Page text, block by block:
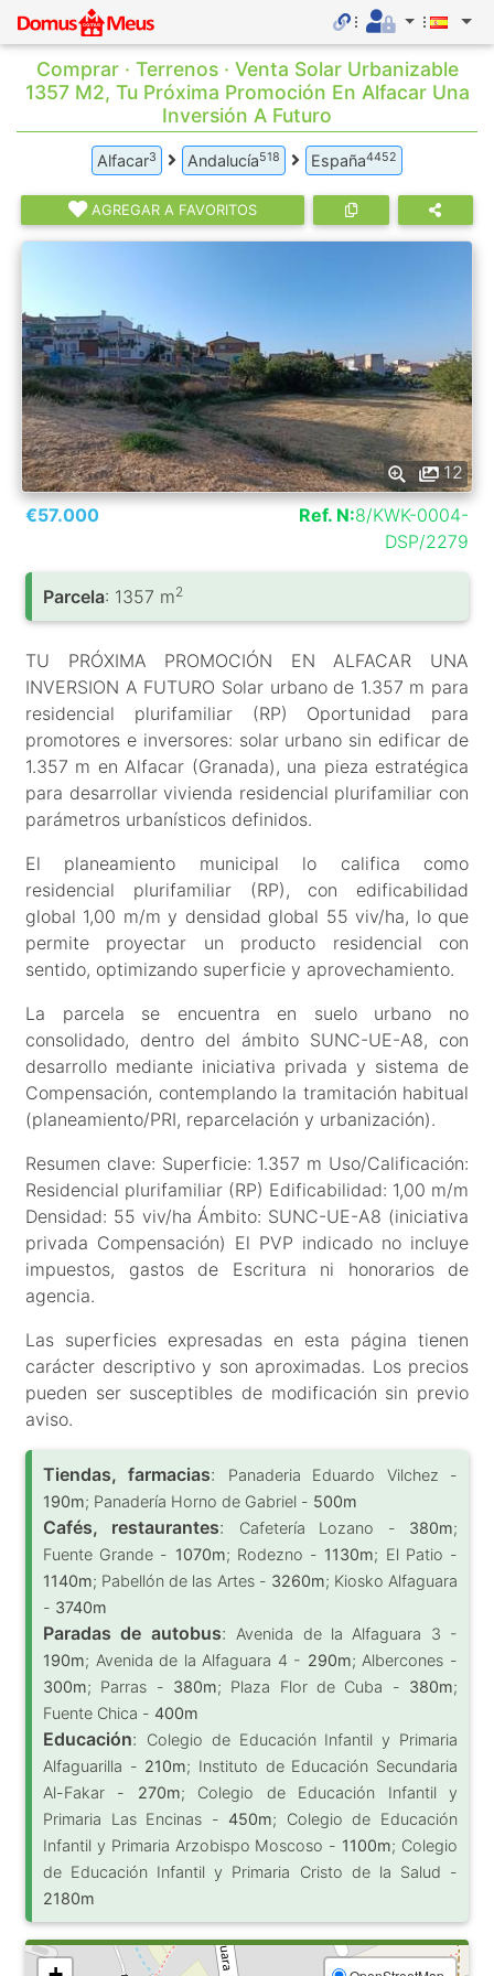
Comprar · Terrenos · Venta Solar Urbanizable
1357 M2, Tu Próxima Promoción En Alfacar Una
Inversión A Futuro
Alfacar3 Andalucía518 España4452
AGREGAR A FAVORITOS
12
€57.000
Ref. N:8/KWK-0004-
DSP/2279
Parcela: 1357 m2
TU PRÓXIMA PROMOCIÓN EN ALFACAR UNA
INVERSION A FUTURO Solar urbano de 1.357 m para
residencial plurifamiliar (RP) Oportunidad para
promotores e inversores: solar urbano sin edificar de
1.357 m en Alfacar (Granada), una pieza estratégica
para desarrollar vivienda residencial plurifamiliar con
parámetros urbanísticos definidos.
El planeamiento municipal lo califica como
residencial plurifamiliar (RP), con edificabilidad
global 1,00 m/m y densidad global 55 viv/ha, lo que
permite proyectar un producto residencial con
sentido, optimizando superficie y aprovechamiento.
La parcela se encuentra en suelo urbano no
consolidado, dentro del ámbito SUNC-UE-A8, con
desarrollo mediante iniciativa privada y sistema de
Compensación, contemplando la tramitación habitual
(planeamiento/PRI, reparcelación y urbanización).
Resumen clave: Superficie: 1.357 m Uso/Calificación:
Residencial plurifamiliar (RP) Edificabilidad: 1,00 m/m
Densidad: 55 viv/ha Ámbito: SUNC-UE-A8 (iniciativa
privada Compensación) El PVP indicado no incluye
impuestos, gastos de Escritura ni honorarios de
agencia.
Las superficies expresadas en esta página tienen
carácter descriptivo y son aproximadas. Los precios
pueden ser susceptibles de modificación sin previo
aviso.
Tiendas, farmacias:
Panaderia Eduardo Vilchez -
190m; Panadería Horno de Gabriel - 500m
Cafés, restaurantes: Cafetería Lozano - 380m;
Fuente Grande - 1070m; Rodezno - 1130m; El Patio -
1140m; Pabellón de las Artes - 3260m; Kiosko Alfaguara
- 3740m
Paradas de autobus:
Avenida de la Alfaguara 3 -
190m; Avenida de la Alfaguara 4 - 290m; Albercones -
300m; Parras - 380m; Plaza Flor de Cuba - 380m;
Fuente Chica - 400m
Educación:
Colegio de Educación Infantil y Primaria
Alfaguarilla - 210m; Instituto de Educación Secundaria
Al-Fakar - 270m; Colegio de Educación Infantil y
Primaria Las Encinas -450m; Colegio de Educación
Infantil y Primaria Arzobispo Moscoso - 1100m; Colegio
de Educación Infantil y Primaria Cristo de la Salud -
2180m